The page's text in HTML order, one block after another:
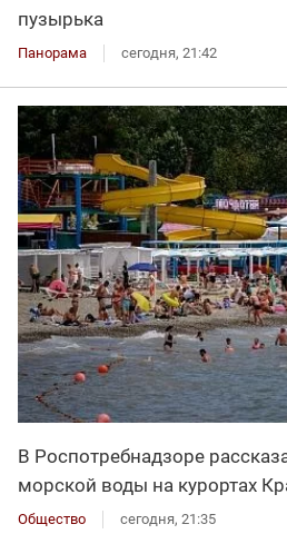
пузырька
Панорама сегодня, 21:42
В Роспотребнадзоре
морской воды на курортах
Общество сегодня, 21:35